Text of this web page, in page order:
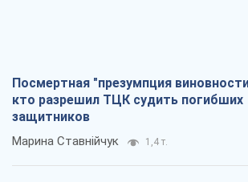
Посмертная "презумпция
кто разрешил ТЦК судить погибших
защитников
Марина Ставнійчук 1,4 т.